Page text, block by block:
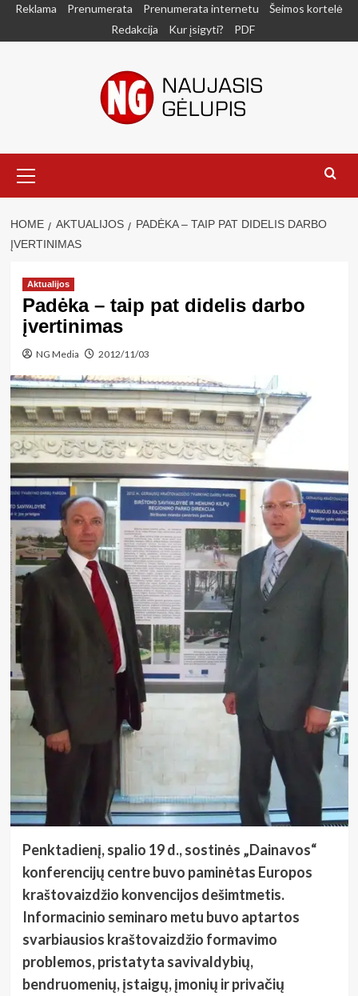
SkipReklama Prenumerata Prenumerata internetu
Šeimos kortelė
Redakcija
Kur įsigyti? PDF
Menu
HOME AKTUALIJOS
PADĖKA – TAIP PAT DIDELIS DARBO
ĮVERTINIMAS
Aktualijos
Padėka – taip pat didelis darbo
įvertinimas
NG Media 2012/11/03
Penktadienį, spalio 19 d., sostinės „Dainavos“
konferencijų centre buvo paminėtas Europos
kraštovaizdžio konvencijos dešimtmetis.
Informacinio seminaro metu buvo aptartos
svarbiausios kraštovaizdžio formavimo
problemos, pristatyta savivaldybių,
bendruomenių, įstaigų, įmonių ir privačių